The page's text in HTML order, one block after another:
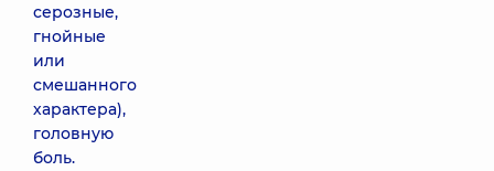
серозные,
гнойные
или
смешанного
характера),
головную
боль.